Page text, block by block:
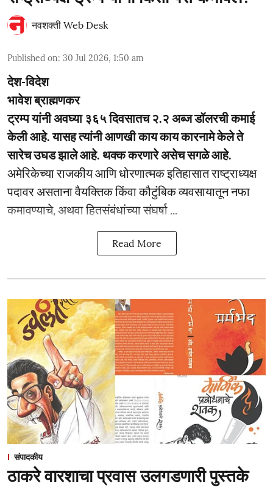
नवशक्ती Web Desk
Published on: 30 Jul 2026, 1:50 am
देश-विदेश
भावेश ब्राह्मणकर
ट्रम्प यांनी अवघ्या ३६५ दिवसातच २.२ अब्ज डॉलरची कमाई
केली आहे. यासह त्यांनी आणखी काय काय कारनामे केले ते
सारेच उघड झाले आहे. थक्क करणारे असेच सगळे आहे.
अमेरिकेच्या राजकीय आणि धोरणात्मक इतिहासात राष्ट्राध्यक्ष
पदावर असताना वैयक्तिक किंवा कौटुंबिक व्यवसायातून नफा
कमावण्याचे, अथवा हितसंबंधांच्या संघर्षा ...
Read More
संपादकीय
ठाकरे वारशाचा प्रवास उलगडणारी पुस्तके